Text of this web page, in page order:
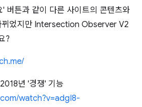
버튼과 같이 다른 사이트의 콘텐츠와
뀌었지만 Intersection Observer V2
?
년 '경쟁' 기능
watch?v=adgI8-